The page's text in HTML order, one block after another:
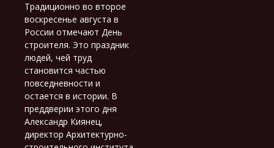
Традиционно во второе
воскресенье августа в
России отмечают День
строителя. Это праздник
людей, чей труд
становится частью
повседневности и
остается в истории. В
преддверии этого дня
Александр Киянец,
директор Архитектурно-